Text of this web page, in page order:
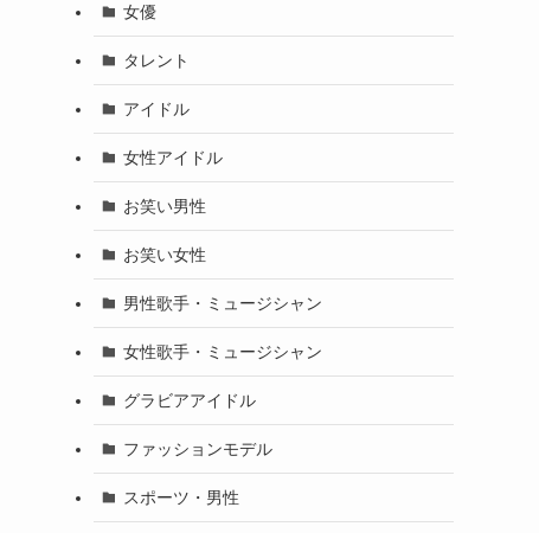
女優
タレント
アイドル
女性アイドル
お笑い男性
お笑い女性
男性歌手・ミュージシャン
女性歌手・ミュージシャン
グラビアアイドル
ファッションモデル
スポーツ・男性